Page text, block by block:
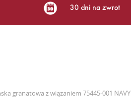
30 dni na zwrot
granatowa z wiązaniem 75445-001 NAVY